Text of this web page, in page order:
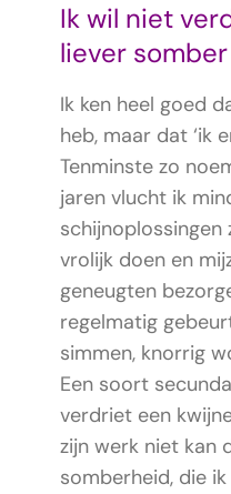
Ik wil niet
liever somber
Ik ken heel goed
heb, maar dat ‘ik
Tenminste zo
jaren vlucht ik
schijnoplossingen
vrolijk doen en
geneugten
regelmatig
simmen, knorrig
Een soort
verdriet een
zijn werk niet kan
somberheid, die